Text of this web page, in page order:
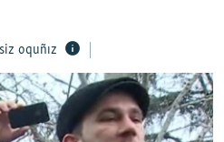
oquñız